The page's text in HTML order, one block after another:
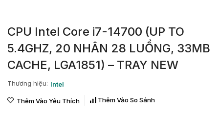
CPU Intel Core i7-14700 (UP TO
5.4GHZ, 20 NHÂN 28 LUỒNG, 33MB
CACHE, LGA1851) – TRAY NEW
Thương hiệu: Intel
Thêm Vào Yêu Thích Thêm Vào So Sánh